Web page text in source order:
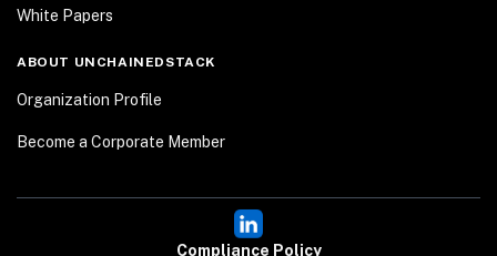
White Papers
ABOUT UNCHAINEDSTACK
Organization Profile
Become a Corporate Member
Compliance Policy